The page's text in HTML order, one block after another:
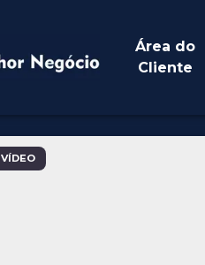
Área do
Cliente
VÍDEO